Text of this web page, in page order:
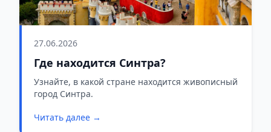
27.06.2026
Где находится Синтра?
Узнайте, в какой стране находится живописный
город Синтра.
Читать далее →